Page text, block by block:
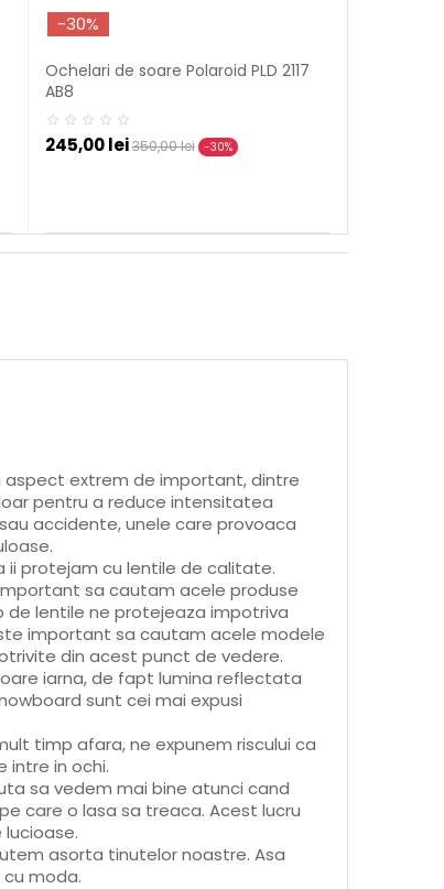
-30%
Ochelari de soare Polaroid PLD 2117
AB8
245,00 lei350,00 lei -30%
extrem de important, dintre
pentru a reduce intensitatea
accidente, unele care provoaca
ii protejam cu lentile de calitate.
sa cautam acele produse
de lentile ne protejeaza impotriva
important sa cautam acele modele
din acest punct de vedere.
iarna, de fapt lumina reflectata
sunt cei mai expusi
timp afara, ne expunem riscului ca
intre in ochi.
sa vedem mai bine atunci cand
care o lasa sa treaca. Acest lucru
asorta tinutelor noastre. Asa
moda.